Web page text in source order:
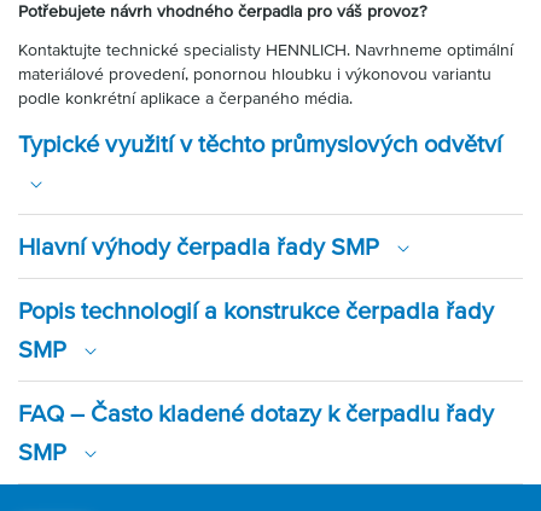
Potřebujete návrh vhodného čerpadla pro váš provoz?
Kontaktujte technické specialisty HENNLICH. Navrhneme optimální
materiálové provedení, ponornou hloubku i výkonovou variantu
podle konkrétní aplikace a čerpaného média.
Typické využití v těchto průmyslových odvětví
Hlavní výhody čerpadla řady SMP
Popis technologií a konstrukce čerpadla řady
SMP
FAQ – Často kladené dotazy k čerpadlu řady
SMP